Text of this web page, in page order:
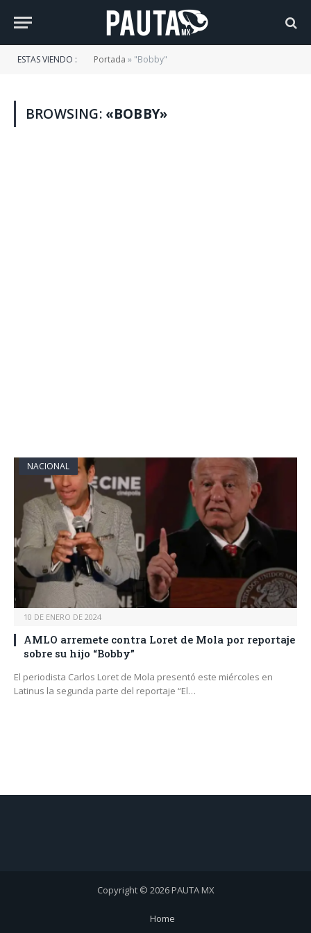
ESTAS VIENDO : Portada » "Bobby"
BROWSING: «BOBBY»
NACIONAL
10 DE ENERO DE 2024
AMLO arremete contra Loret de Mola por reportaje
sobre su hijo “Bobby”
El periodista Carlos Loret de Mola presentó este miércoles en
Latinus la segunda parte del reportaje “El…
Copyright © 2026 PAUTA MX
Home